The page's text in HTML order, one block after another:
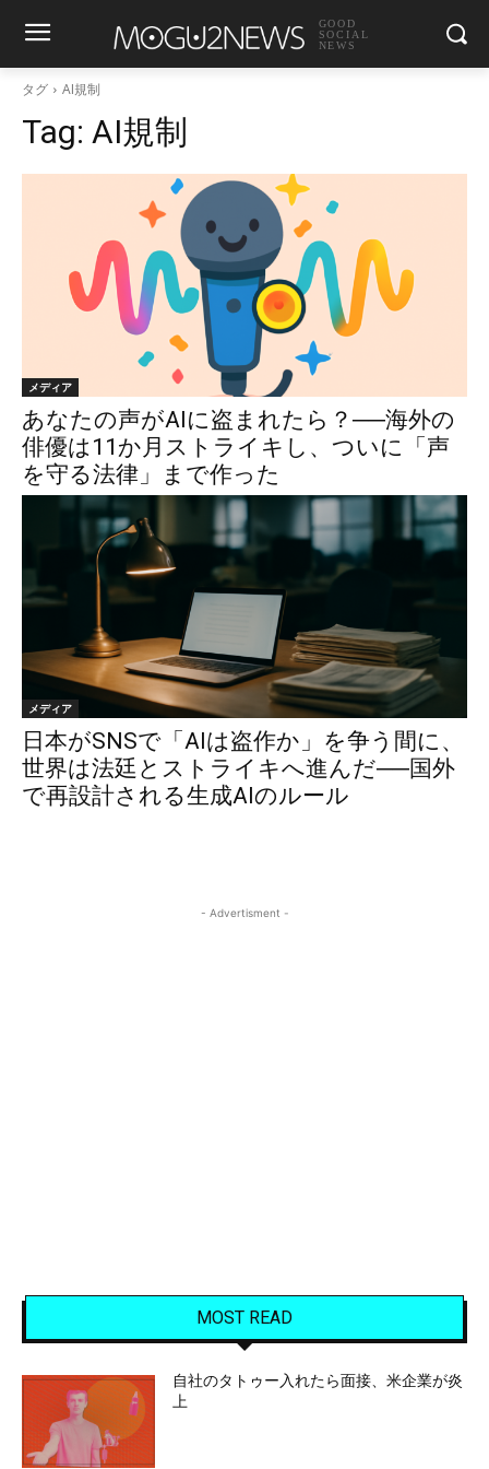
GOOD
SOCIAL
NEWS
タグ AI規制
Tag: AI規制
メディア
あなたの声がAIに盗まれたら？──海外の
俳優は11か月ストライキし、ついに「声
を守る法律」まで作った
メディア
日本がSNSで「AIは盗作か」を争う間に、
世界は法廷とストライキへ進んだ──国外
で再設計される生成AIのルール
- Advertisment -
MOST READ
自社のタトゥー入れたら面接、米企業が炎
上